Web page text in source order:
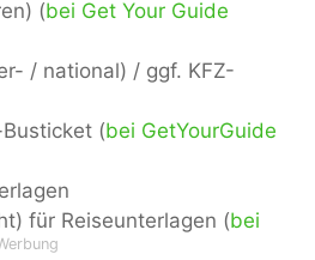
(bei Get Your Guide
/ national) / ggf. KFZ-
(bei GetYourGuide
für Reiseunterlagen (bei